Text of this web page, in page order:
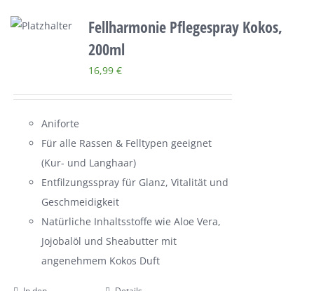
Fellharmonie Pflegespray Kokos,
200ml
16,99 €
Aniforte
Für alle Rassen & Felltypen geeignet
(Kur- und Langhaar)
Entfilzungsspray für Glanz, Vitalität und
Geschmeidigkeit
Natürliche Inhaltsstoffe wie Aloe Vera,
Jojobalöl und Sheabutter mit
angenehmem Kokos Duft